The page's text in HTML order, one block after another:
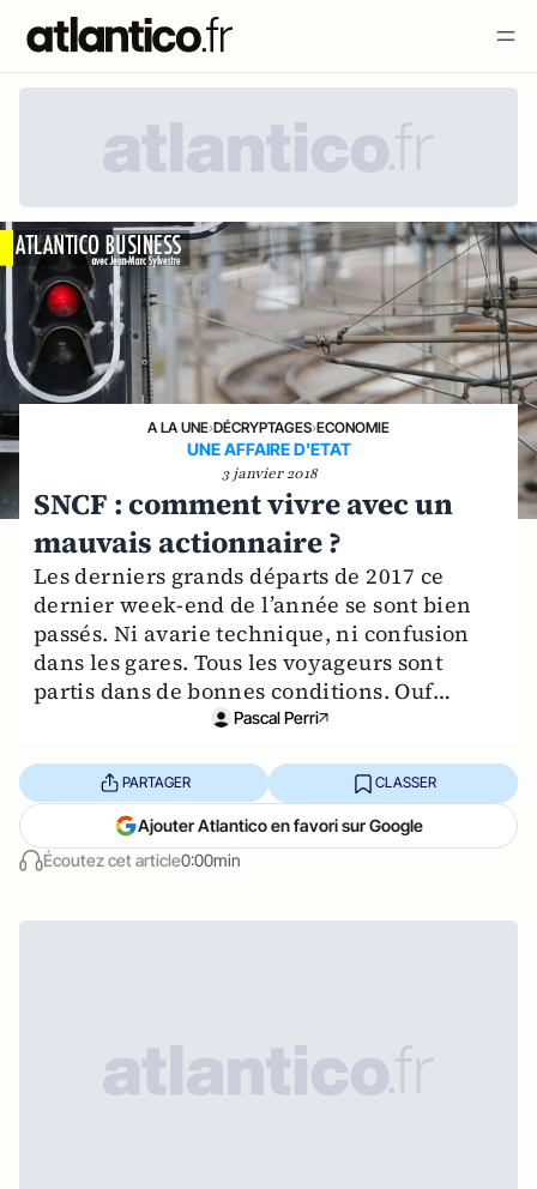
A LA UNE›DÉCRYPTAGES›ECONOMIE
UNE AFFAIRE D'ETAT
3 janvier 2018
SNCF : comment vivre avec un
mauvais actionnaire ?
Les derniers grands départs de 2017 ce
dernier week-end de l’année se sont bien
passés. Ni avarie technique, ni confusion
dans les gares. Tous les voyageurs sont
partis dans de bonnes conditions. Ouf…
Pascal Perri
Écoutez cet article0:00min
PARTAGER CLASSER
Ajouter Atlantico en favori sur Google